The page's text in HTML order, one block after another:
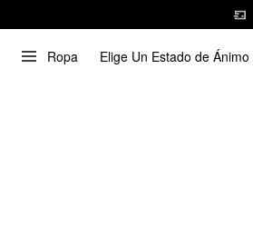
Ropa Elige Un Estado de Ánimo